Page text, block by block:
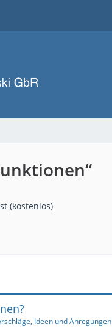
(kostenlos)
Ideen und Anregungen